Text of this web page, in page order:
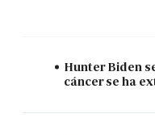
Hunter Biden
cáncer se ha